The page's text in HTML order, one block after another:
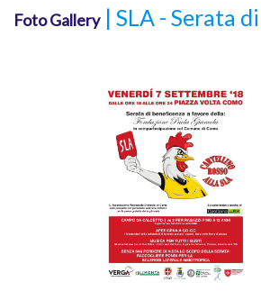
Foto Gallery| SLA - Serata